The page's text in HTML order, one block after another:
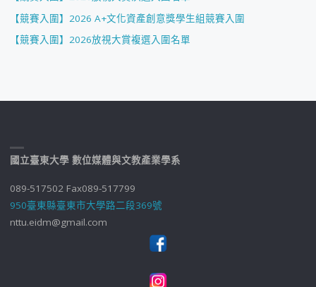
【競賽入圍】2026 A+文化資產創意獎學生組競賽入圍
【競賽入圍】2026放視大賞複選入圍名單
國立臺東大學 數位媒體與文教產業學系
089-517502 Fax089-517799
950臺東縣臺東市大學路二段369號
nttu.eidm@gmail.com